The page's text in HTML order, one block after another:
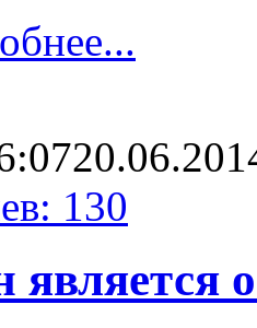
130
является